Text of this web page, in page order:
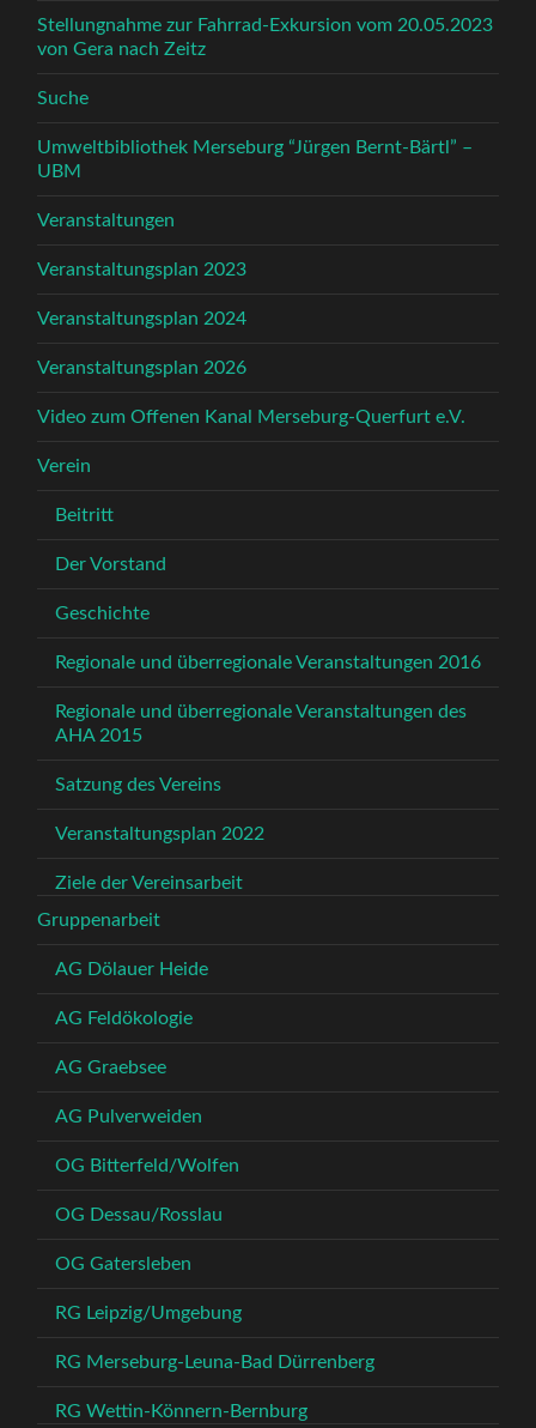
Stellungnahme zur Fahrrad-Exkursion vom 20.05.2023
von Gera nach Zeitz
Suche
Umweltbibliothek Merseburg “Jürgen Bernt-Bärtl” –
UBM
Veranstaltungen
Veranstaltungsplan 2023
Veranstaltungsplan 2024
Veranstaltungsplan 2026
Video zum Offenen Kanal Merseburg-Querfurt e.V.
Verein
Beitritt
Der Vorstand
Geschichte
Regionale und überregionale Veranstaltungen 2016
Regionale und überregionale Veranstaltungen des
AHA 2015
Satzung des Vereins
Veranstaltungsplan 2022
Ziele der Vereinsarbeit
Gruppenarbeit
AG Dölauer Heide
AG Feldökologie
AG Graebsee
AG Pulverweiden
OG Bitterfeld/Wolfen
OG Dessau/Rosslau
OG Gatersleben
RG Leipzig/Umgebung
RG Merseburg-Leuna-Bad Dürrenberg
RG Wettin-Könnern-Bernburg